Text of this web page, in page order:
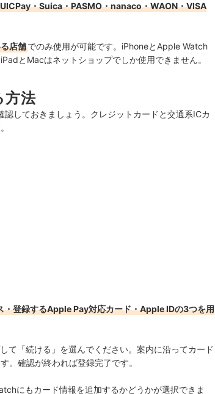
・Suica・PASMO・nanaco・WAON・VISA
店舗でのみ使用が可能です。 iPhoneとApple Watch
とMacはネットショップでしか使用できません。
方法
しておきましょう。クレジットカードと交通系ICカ
登録するApple Pay対応カード・Apple IDの3つを用
て「続ける」を選んでください。案内に沿ってカード
。確認が終われば登録完了です。
にもカード情報を追加するかどうかが選択できま